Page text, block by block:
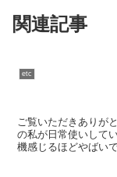
関連記事
etc
ご覧いただきありが
の私が日常使いして
機感じるほどやばい